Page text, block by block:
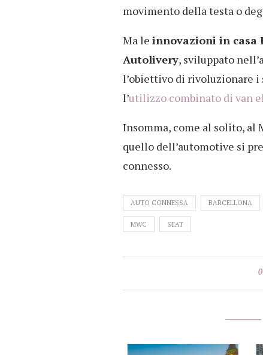
movimento della testa o
Ma le innovazioni in casa
Autolivery, sviluppato
l’obiettivo di rivoluzionare i
l’utilizzo combinato di van
Insomma, come al solito, al
quello dell’automotive si
connesso.
AUTO CONNESSA BARCELLONA
MWC SEAT
0